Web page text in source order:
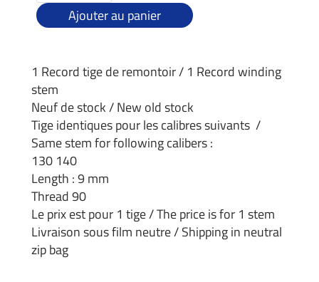
Ajouter au panier
1 Record tige de remontoir / 1 Record winding
stem
Neuf de stock / New old stock
Tige identiques pour les calibres suivants /
Same stem for following calibers :
130 140
Length : 9 mm
Thread 90
Le prix est pour 1 tige / The price is for 1 stem
Livraison sous film neutre / Shipping in neutral
zip bag